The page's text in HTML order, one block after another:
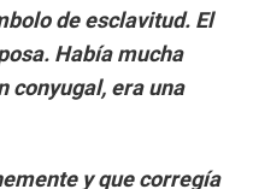
de esclavitud. El
Había mucha
conyugal, era una
y que corregía